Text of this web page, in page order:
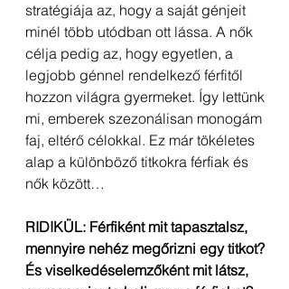
stratégiája az, hogy a saját génjeit
minél több utódban ott lássa. A nők
célja pedig az, hogy egyetlen, a
legjobb génnel rendelkező férfitől
hozzon világra gyermeket. Így lettünk
mi, emberek szezonálisan monogám
faj, eltérő célokkal. Ez már tökéletes
alap a különböző titkokra férfiak és
nők között…
RIDIKÜL: Férfiként mit tapasztalsz,
mennyire nehéz megőrizni egy titkot?
És viselkedéselemzőként mit látsz,